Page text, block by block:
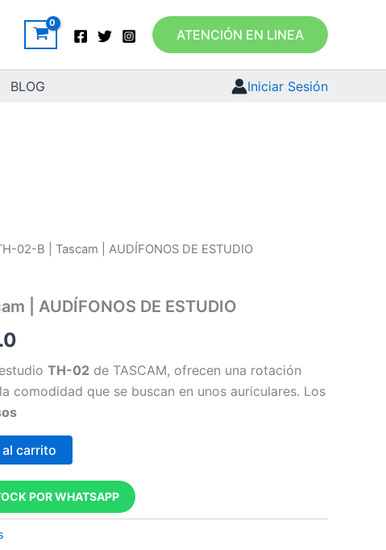
ATENCIÓN EN LINEA
BLOG Iniciar Sesión
02-B | Tascam | AUDÍFONOS DE ESTUDIO
| AUDÍFONOS DE ESTUDIO
TH-02 de TASCAM, ofrecen una rotación
comodidad que se buscan en unos auriculares. Los
carrito
POR WHATSAPP